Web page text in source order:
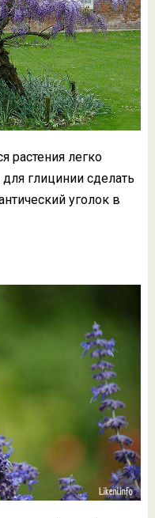
растения легко
глицинии сделать
уголок в